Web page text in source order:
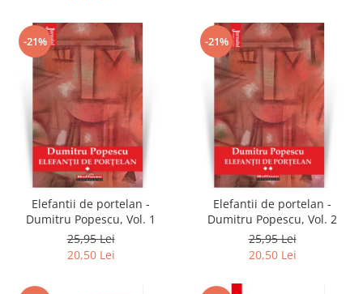
-21%
Elefantii de portelan -
Dumitru Popescu, Vol. 1
25,95 Lei
20,50 Lei
-21%
Elefantii de portelan -
Dumitru Popescu, Vol. 2
25,95 Lei
20,50 Lei